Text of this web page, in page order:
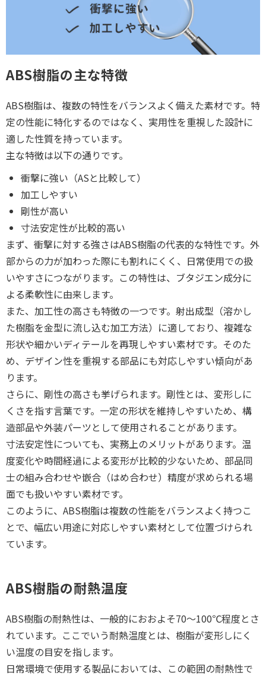
ABS樹脂の主な特徴
ABS樹脂は、複数の特性をバランスよく備えた素材です。特
定の性能に特化するのではなく、実用性を重視した設計に
適した性質を持っています。
主な特徴は以下の通りです。
衝撃に強い（ASと比較して）
加工しやすい
剛性が高い
寸法安定性が比較的高い
まず、衝撃に対する強さはABS樹脂の代表的な特性です。外
部からの力が加わった際にも割れにくく、日常使用での扱
いやすさにつながります。この特性は、ブタジエン成分に
よる柔軟性に由来します。
また、加工性の高さも特徴の一つです。射出成型（溶かし
た樹脂を金型に流し込む加工方法）に適しており、複雑な
形状や細かいディテールを再現しやすい素材です。そのた
め、デザイン性を重視する部品にも対応しやすい傾向があ
ります。
さらに、剛性の高さも挙げられます。剛性とは、変形しに
くさを指す言葉です。一定の形状を維持しやすいため、構
造部品や外装パーツとして使用されることがあります。
寸法安定性についても、実務上のメリットがあります。温
度変化や時間経過による変形が比較的少ないため、部品同
士の組み合わせや嵌合（はめ合わせ）精度が求められる場
面でも扱いやすい素材です。
このように、ABS樹脂は複数の性能をバランスよく持つこ
とで、幅広い用途に対応しやすい素材として位置づけられ
ています。
ABS樹脂の耐熱温度
ABS樹脂の耐熱性は、一般的におおよそ70～100℃程度とさ
れています。ここでいう耐熱温度とは、樹脂が変形しにく
い温度の目安を指します。
日常環境で使用する製品においては、この範囲の耐熱性で